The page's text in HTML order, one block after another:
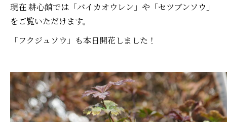
現在 耕心館では「バイカオウレン」や「セツブンソウ」
をご覧いただけます。
「フクジュソウ」も本日開花しました！